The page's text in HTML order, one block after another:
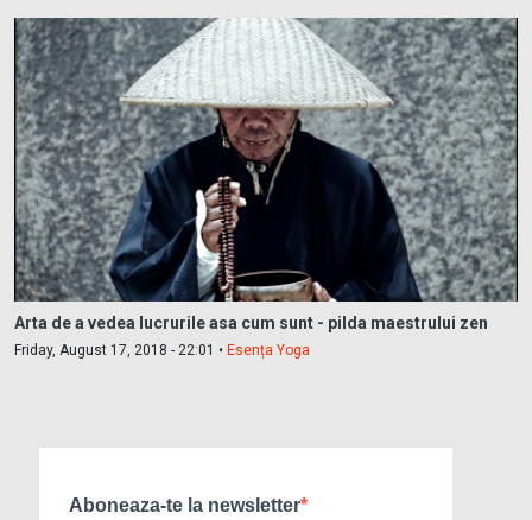
Arta de a vedea lucrurile asa cum sunt - pilda maestrului zen
Friday, August 17, 2018 - 22:01 • Esența Yoga